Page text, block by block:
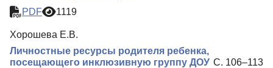
PDF
1119
Хорошева Е.В.
Личностные ресурсы родителя ребенка,
посещающего инклюзивную группу ДОУ С. 106–113